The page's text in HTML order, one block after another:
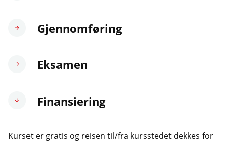
Gjennomføring
Eksamen
Finansiering
Kurset er gratis og reisen til/fra kursstedet dekkes for